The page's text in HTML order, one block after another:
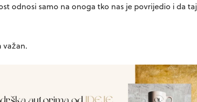
odnosi samo na onoga tko nas je povrijedio i da taj
važan.